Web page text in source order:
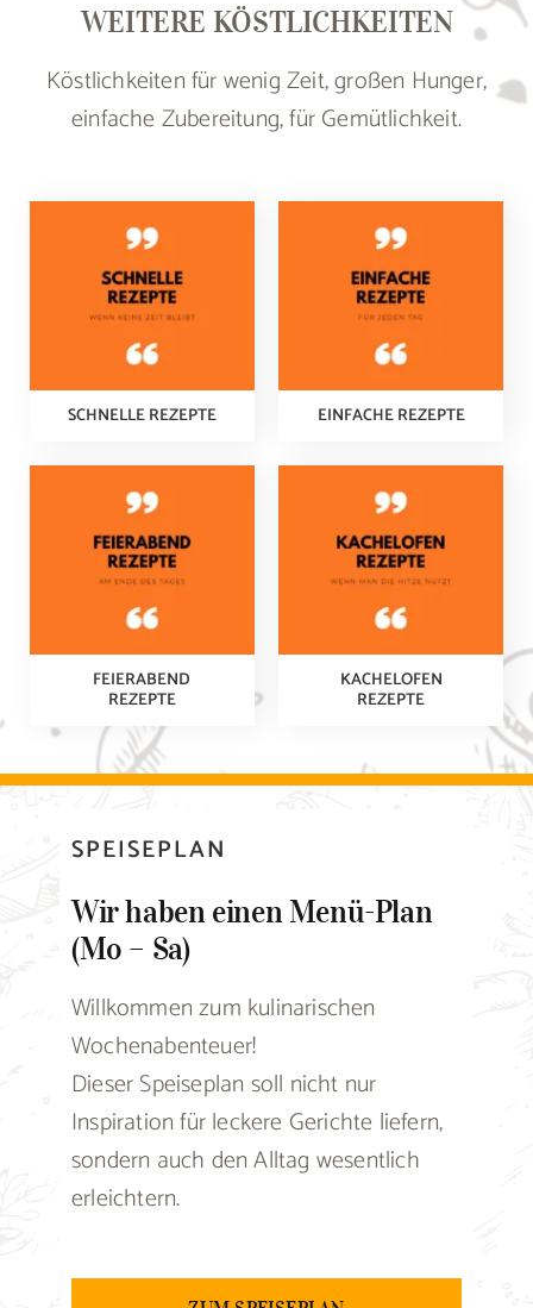
WEITERE KÖSTLICHKEITEN
Köstlichkeiten für wenig Zeit, großen Hunger,
einfache Zubereitung, für Gemütlichkeit.
SCHNELLE REZEPTE EINFACHE REZEPTE
FEIERABEND
REZEPTE
KACHELOFEN
REZEPTE
SPEISEPLAN
Wir haben einen Menü-Plan
(Mo – Sa)
Willkommen zum kulinarischen
Wochenabenteuer!
Dieser Speiseplan soll nicht nur
Inspiration für leckere Gerichte liefern,
sondern auch den Alltag wesentlich
erleichtern.